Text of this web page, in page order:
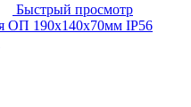
Быстрый просмотр
ОП 190х140х70мм IP56